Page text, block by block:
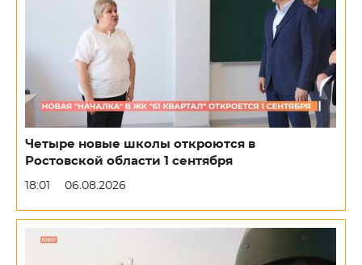
Четыре новые школы откроются в
Ростовской области 1 сентября
18:01 06.08.2026